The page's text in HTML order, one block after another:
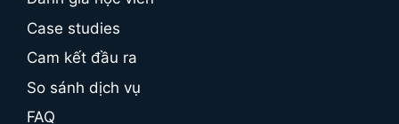
Case studies
Cam kết đầu ra
So sánh dịch vụ
FAQ